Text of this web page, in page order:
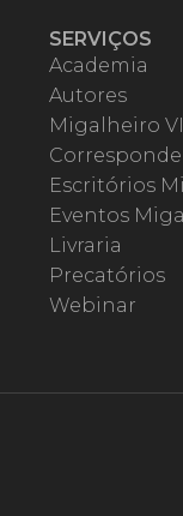
SERVIÇOS
Academia
Autores
Migalheiro
Escritórios
Eventos
Livraria
Precatórios
Webinar